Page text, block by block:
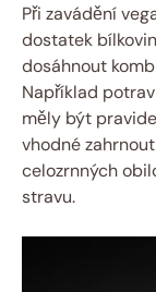
Při zavádění
dostatek
dosáhnout
Například
měly být
vhodné
celozrnných
stravu.